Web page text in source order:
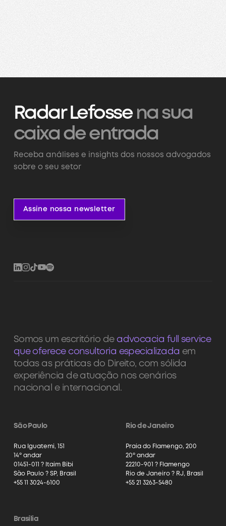
Radar Lefossena sua
caixa de entrada
Receba análises e insights dos nossos advogados
sobre o seu setor
Assine nossa newsletter
Somos um escritório de advocacia full service
que oferece consultoria especializada em
todas as práticas do Direito, com sólida
experiência de atuação nos cenários
nacional e internacional.
São Paulo
Rua Iguatemi, 151
14º andar
01451-011 ? Itaim Bibi
São Paulo ? SP, Brasil
+55 11 3024-6100
Rio de Janeiro
Praia do Flamengo, 200
20º andar
22210-901 ? Flamengo
Rio de Janeiro ? RJ, Brasil
+55 21 3263-5480
Brasília